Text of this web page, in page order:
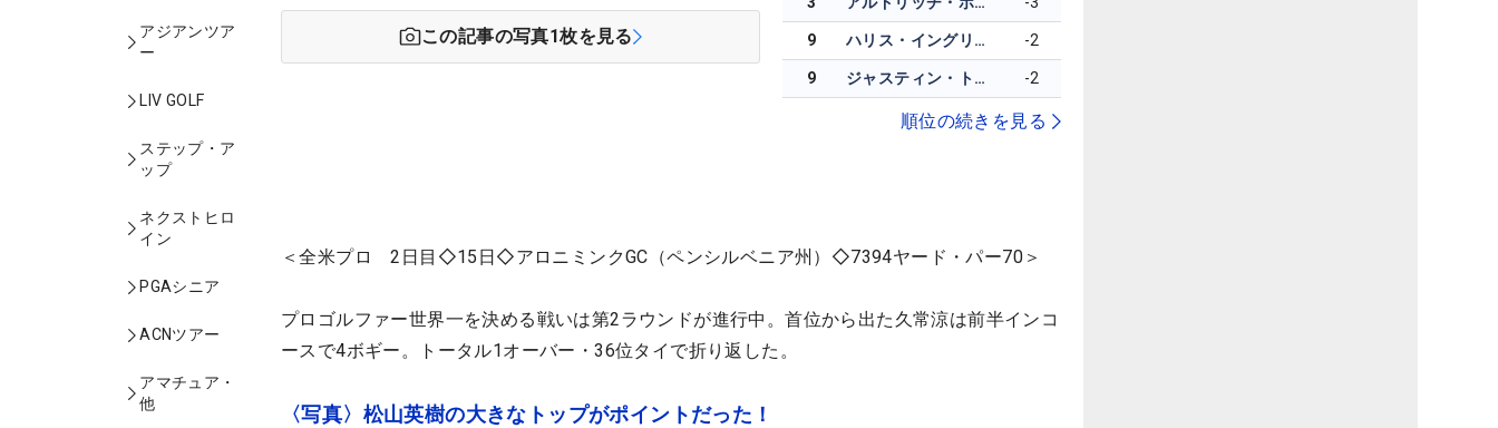
アジアンツア
ー
LIV GOLF
ステップ・ア
ップ
ネクストヒロ
イン
PGAシニア
ACNツアー
アマチュア・
他
この記事の写真1枚を見る 9 ハリス・イングリッシュ -2
9 ジャスティン・トーマス -2
順位の続きを見る
＜全米プロ 2日目◇15日◇アロニミンクGC（ペンシルベニア州）◇7394ヤード・パー70＞
プロゴルファー世界一を決める戦いは第2ラウンドが進行中。首位から出た久常涼は前半インコ
ースで4ボギー。トータル1オーバー・36位タイで折り返した。
〈写真〉松山英樹の大きなトップがポイントだった！